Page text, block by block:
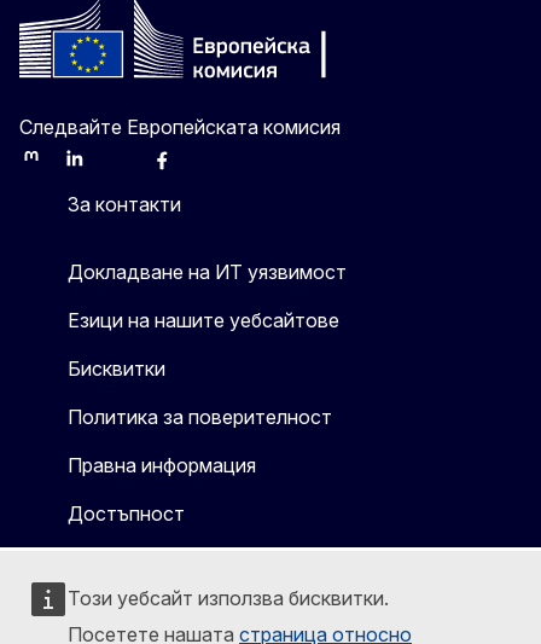
Този уебсайт използва бисквитки.
Посетете нашата страница относно
Следвайте Европейската комисия
MastodonLinkedInBlueskyFacebook
За контакти
Докладване на ИТ уязвимост
Езици на нашите уебсайтове
Бисквитки
Политика за поверителност
Правна информация
Достъпност